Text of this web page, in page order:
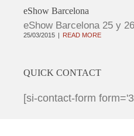
eShow Barcelona
eShow Barcelona 25 y
25/03/2015 READ MORE
QUICK CONTACT
[si-contact-form